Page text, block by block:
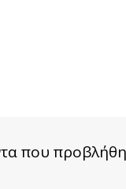
που